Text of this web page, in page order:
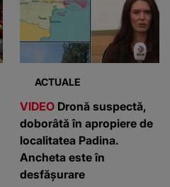
ACTUALE
VIDEO Dronă suspectă,
doborâtă în apropiere de
localitatea Padina.
Ancheta este în
desfășurare